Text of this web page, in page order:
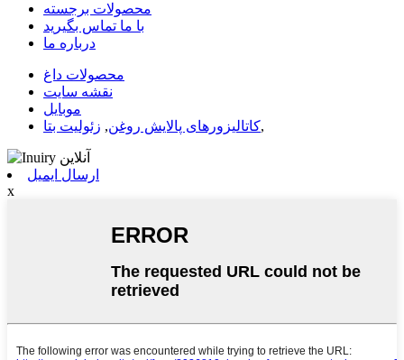
محصولات برجسته
با ما تماس بگیرید
درباره ما
محصولات داغ
نقشه سایت
موبایل
کاتالیزورهای پالایش روغن, زئولیت بتا ,
ارسال ایمیل
x